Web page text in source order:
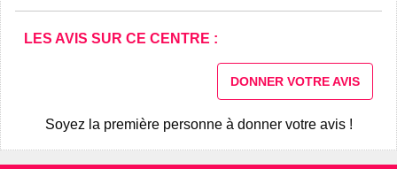
LES AVIS SUR CE CENTRE :
DONNER VOTRE AVIS
Soyez la première personne à donner votre avis !